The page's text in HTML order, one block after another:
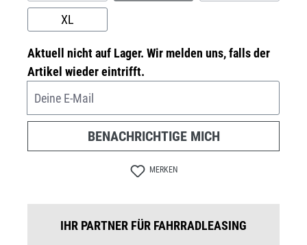
XL
Aktuell nicht auf Lager. Wir melden uns, falls der
Artikel wieder eintrifft.
Deine E-Mail
BENACHRICHTIGE MICH
MERKEN
IHR PARTNER FÜR FAHRRADLEASING